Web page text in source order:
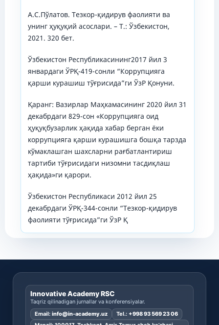
А.С.Пўлатов. Тезкор-қидирув фаолияти ва
унинг ҳуқуқий асослари. – Т.: Ўзбекистон,
2021. 320 бет.
Ўзбекистон Республикасининг2017 йил 3
январдаги ЎРҚ-419-сонли “Коррупцияга
қарши курашиш тўғрисида”ги ЎзР Қонуни.
Қаранг: Вазирлар Маҳкамасининг 2020 йил 31
декабрдаги 829-сон «Коррупцияга оид
ҳуқуқбузарлик ҳақида хабар берган ёки
коррупцияга қарши курашишга бошқа тарзда
кўмаклашган шахсларни рағбатлантириш
тартиби тўғрисидаги низомни тасдиқлаш
ҳақида»ги қарори.
Ўзбекистон Республикаси 2012 йил 25
декабрдаги ЎРҚ-344-сонли “Тезкор-қидирув
фаолияти тўғрисида”ги ЎзР Қ
Innovative Academy RSC
Taqriz qilinadigan jurnallar va konferensiyalar.
Email: info@in-academy.uz Tel.: +998 93 569 23 06